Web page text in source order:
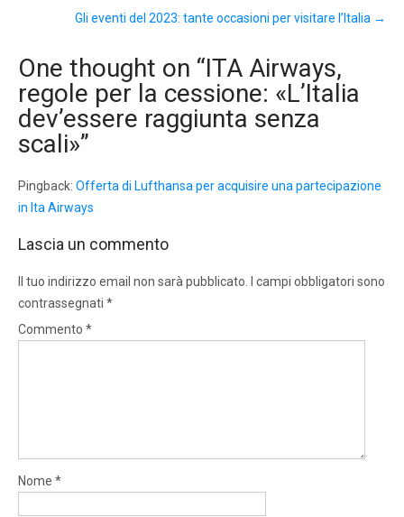
Gli eventi del 2023: tante occasioni per visitare l’Italia →
One thought on “ITA Airways,
regole per la cessione: «L’Italia
dev’essere raggiunta senza
scali»”
Pingback: Offerta di Lufthansa per acquisire una partecipazione
in Ita Airways
Lascia un commento
Il tuo indirizzo email non sarà pubblicato.
I campi obbligatori sono
contrassegnati *
Commento *
Nome *